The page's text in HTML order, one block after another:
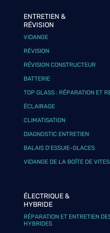
ENTRETIEN &
RÉVISION
VIDANGE
RÉVISION
RÉVISION CONSTRUCTEUR
BATTERIE
TOP GLASS : RÉPARATION ET
ÉCLAIRAGE
CLIMATISATION
DIAGNOSTIC ENTRETIEN
BALAIS D’ESSUIE-GLACES
VIDANGE DE LA BOÎTE DE
ÉLECTRIQUE &
HYBRIDE
RÉPARATION ET ENTRETIEN
HYBRIDES